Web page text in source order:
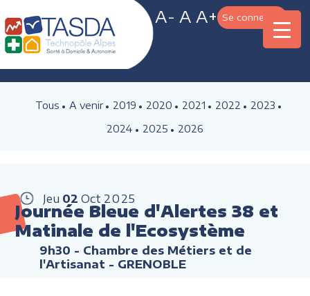
A- A A+ Se connecter
Tous A venir 2019 2020 2021 2022
2023
2024
2025 2026
Jeu 02 Oct 2025
Journée Bleue d'Alertes 38 et
Matinale de l'Ecosystème
9h30 - Chambre des Métiers et de
l'Artisanat - GRENOBLE